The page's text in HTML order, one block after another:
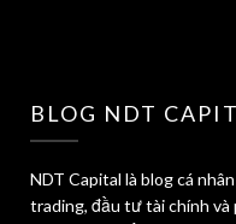
BLOG NDT
NDT Capital là blog cá
trading, đầu tư tài chính